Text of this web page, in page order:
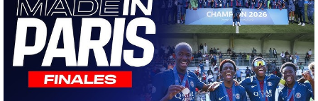
[News-Anciens]Leverkusen : un retour de Diaby envisagé
(Foot Mercato)
[News-Formation]Nsoki va filer au Dinamo Zagreb
(L’Equipe)
[News-Pros]Rumeur : Suzuki acheté par le PSG puis prêté ?